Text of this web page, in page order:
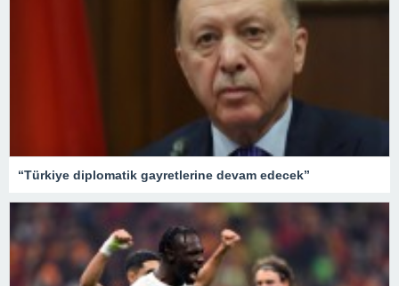
“Türkiye diplomatik gayretlerine devam edecek”